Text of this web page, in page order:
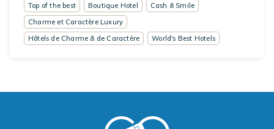
Top of the best
Boutique Hotel
Cash & Smile
Charme et Caractère Luxury
Hôtels de Charme & de Caractère
World's Best Hotels